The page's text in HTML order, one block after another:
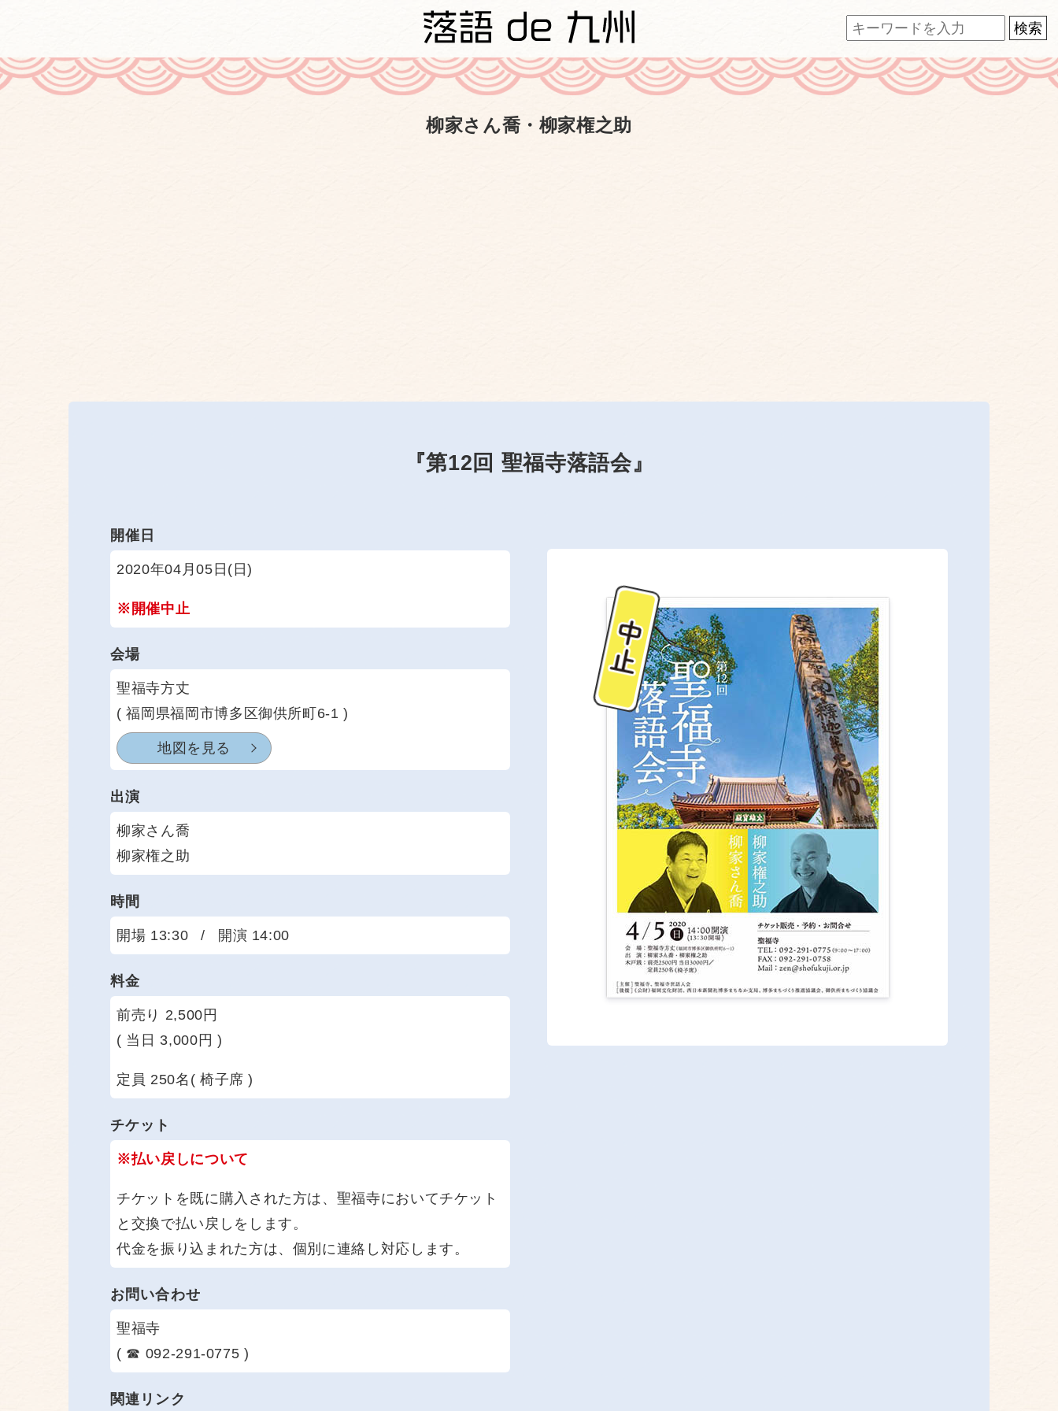
柳家さん喬・柳家権之助
『第12回 聖福寺落語会』
開催日
2020年04月05日(日)
※開催中止
会場
聖福寺方丈
( 福岡県福岡市博多区御供所町6-1 )
地図を見る
出演
柳家さん喬
柳家権之助
時間
開場 13:30 / 開演 14:00
料金
前売り 2,500円
( 当日 3,000円 )
定員 250名( 椅子席 )
チケット
※払い戻しについて
チケットを既に購入された方は、聖福寺においてチケット
と交換で払い戻しをします。
代金を振り込まれた方は、個別に連絡し対応します。
お問い合わせ
聖福寺
( ☎ 092-291-0775 )
関連リンク